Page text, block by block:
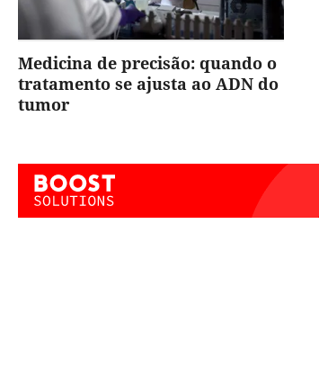
Medicina de precisão: quando o
tratamento se ajusta ao ADN do
tumor